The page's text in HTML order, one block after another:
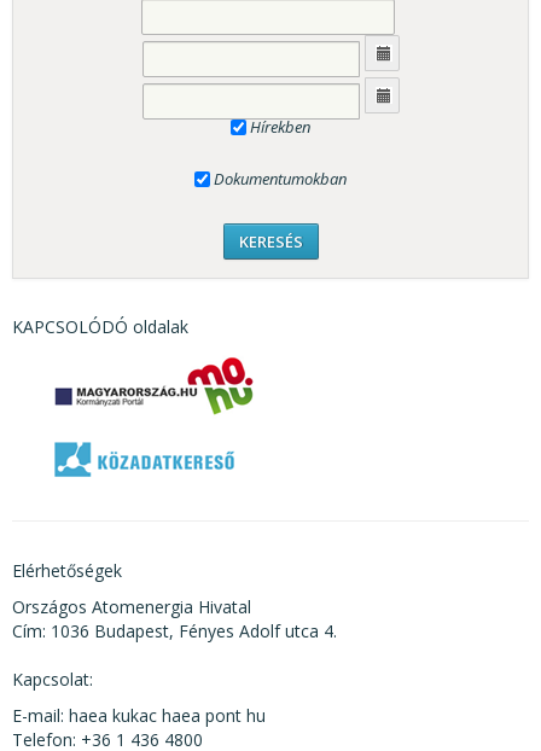
Hírekben
Dokumentumokban
KAPCSOLÓDÓ oldalak
Elérhetőségek
Országos Atomenergia Hivatal
Cím: 1036 Budapest, Fényes Adolf utca 4.
Kapcsolat:
E-mail: haea kukac haea pont hu
Telefon: +36 1 436 4800